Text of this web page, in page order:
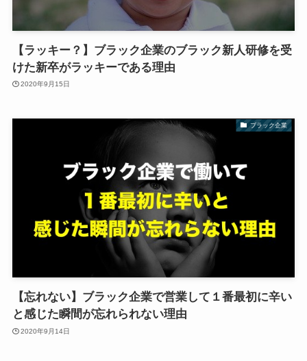
【ラッキー？】ブラック企業のブラック新人研修を受
けた新卒がラッキーである理由
2020年9月15日
ブラック企業
【忘れない】ブラック企業で営業して１番最初に辛い
と感じた瞬間が忘れられない理由
2020年9月14日